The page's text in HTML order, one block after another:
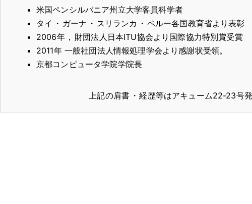
米国ペンシルバニア州立大学客員科学者
タイ ・ ガーナ ・ スリランカ ・ ペルー各国教育省より表彰
2006年 ， 財団法人日本ITU協会より国際協力特別賞受賞
2011年 一般社団法人情報処理学会より感謝状受領。
京都コンピュータ学院学院長
上記の肩書 ・ 経歴等はアキューム22-23号